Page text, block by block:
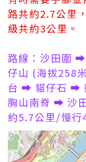
路共約2.7公里
級共約3公里。
路線：沙田圍
仔山 (海拔258
台 ➡️ 貓仔石 ➡️
胸山南脊 ➡️ 沙
約5.7公里/慢行